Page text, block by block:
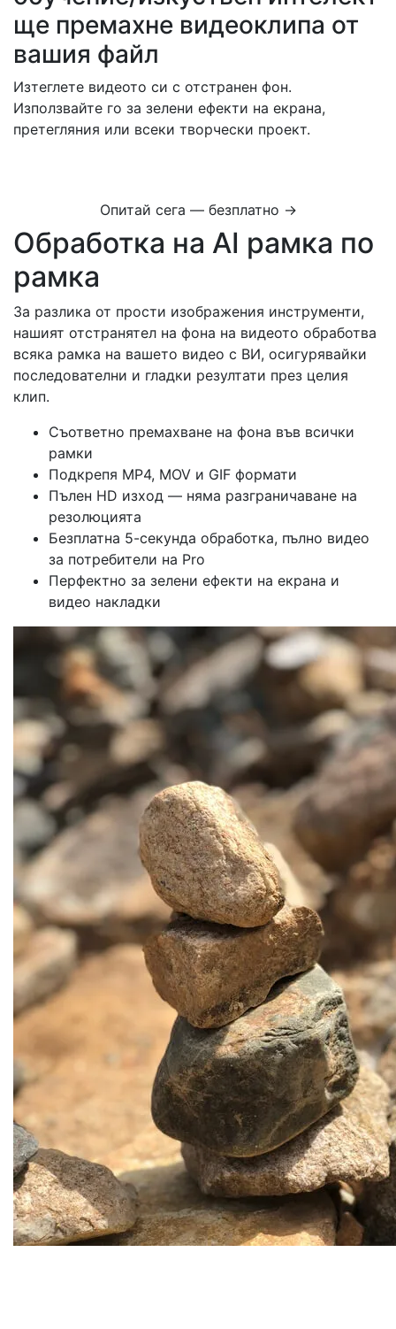
ще премахне видеоклипа от
вашия файл
Изтеглете видеото си с отстранен фон.
Използвайте го за зелени ефекти на екрана,
претегляния или всеки творчески проект.
Опитай сега — безплатно →
Обработка на AI рамка по
рамка
За разлика от прости изображения инструменти,
нашият отстранятел на фона на видеото обработва
всяка рамка на вашето видео с ВИ, осигурявайки
последователни и гладки резултати през целия
клип.
Съответно премахване на фона във всички
рамки
Подкрепя MP4, MOV и GIF формати
Пълен HD изход — няма разграничаване на
резолюцията
Безплатна 5-секунда обработка, пълно видео
за потребители на Pro
Перфектно за зелени ефекти на екрана и
видео накладки